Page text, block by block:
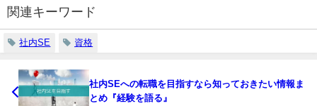
関連キーワード
社内SE 資格
社内SEへの転職を目指すなら知っておきたい情報ま
とめ『経験を語る』